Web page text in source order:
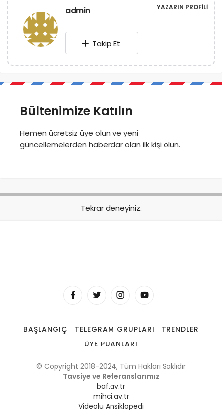
admin YAZARIN PROFILI
Takip Et
Bültenimize Katılın
Hemen ücretsiz üye olun ve yeni
güncellemelerden haberdar olan ilk kişi olun.
Tekrar deneyiniz.
BAŞLANGIÇ TELEGRAM GRUPLARI
TRENDLER
ÜYE PUANLARI
© Copyright 2018-2024, Tüm Hakları Saklıdır
Tavsiye ve Referanslarımız
baf.av.tr
mihci.av.tr
Videolu Ansiklopedi